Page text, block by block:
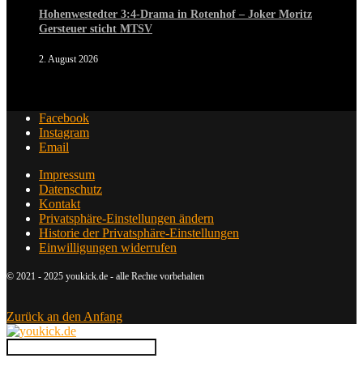
Hohenwestedter 3:4-Drama in Rotenhof – Joker Moritz
Gersteuer sticht MTSV
2. August 2026
Facebook
Instagram
Email
Impressum
Datenschutz
Kontakt
Privatsphäre-Einstellungen ändern
Historie der Privatsphäre-Einstellungen
Einwilligungen widerrufen
© 2021 - 2025 youkick.de - alle Rechte vorbehalten
Zurück an den Anfang